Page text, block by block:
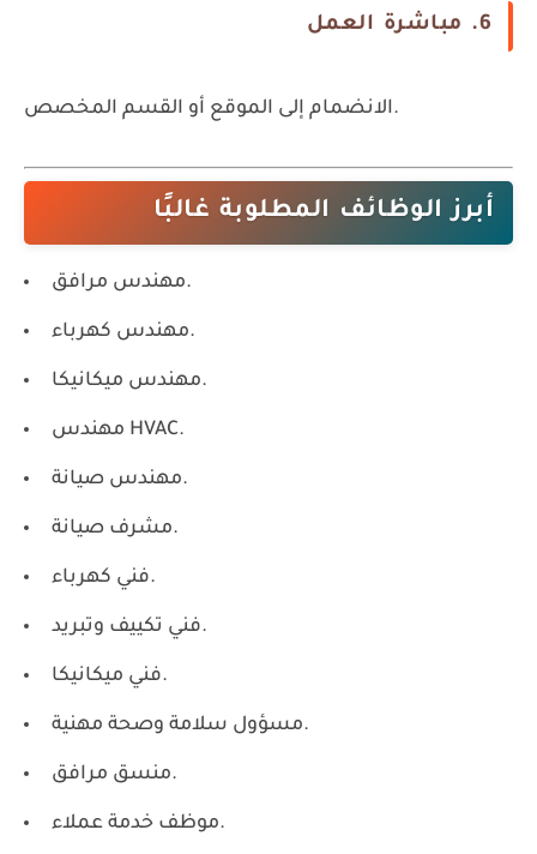
6. مباشرة العمل
الانضمام إلى الموقع أو القسم المخصص.
أبرز الوظائف المطلوبة غالبًا
مهندس مرافق.
مهندس كهرباء.
مهندس ميكانيكا.
مهندس HVAC.
مهندس صيانة.
مشرف صيانة.
فني كهرباء.
فني تكييف وتبريد.
فني ميكانيكا.
مسؤول سلامة وصحة مهنية.
منسق مرافق.
موظف خدمة عملاء.